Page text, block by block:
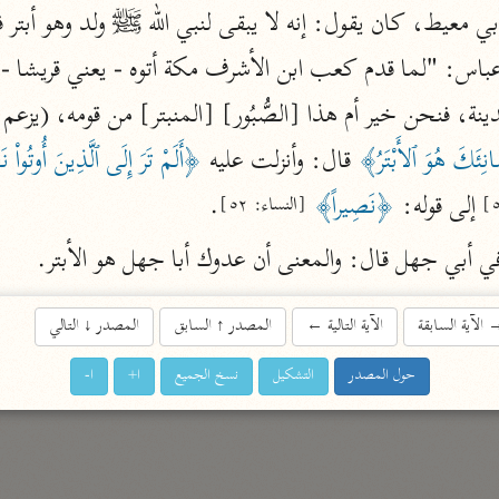
الزمخشري (٥٣٨ هـ)
نحو ٨ مجلدات
معيط، كان يقول: إنه لا يبقى لنبي الله ﷺ ولد وهو أبتر
هُوَ ٱلأَبْتَرُ﴾ قال: وأنزلت عليه
إلى قوله: ﴿نَصِيراً﴾ [النساء: ٥٢]
.
أبي جهل قال: والمعنى أن عدوك أبا جهل هو الأبتر.
الآية السابقة الآية التالية ← المصدر↑السابق المصدر↓التالي
حول المصدر التشكيل نسخ الجميع ا+ ا-